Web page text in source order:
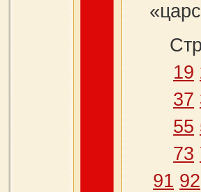
19
37
55
73
91 92